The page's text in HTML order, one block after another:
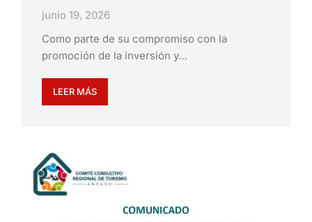
junio 19, 2026
Como parte de su compromiso con la
promoción de la inversión y…
LEER MÁS